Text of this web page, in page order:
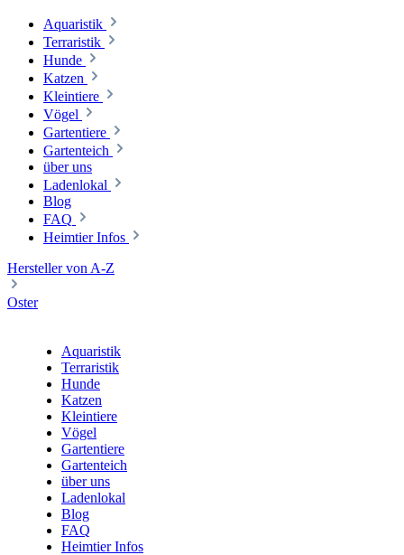
Aquaristik
Terraristik
Hunde
Katzen
Kleintiere
Vögel
Gartentiere
Gartenteich
über uns
Ladenlokal
Blog
FAQ
Heimtier Infos
Hersteller von A-Z
Oster
Aquaristik
Terraristik
Hunde
Katzen
Kleintiere
Vögel
Gartentiere
Gartenteich
über uns
Ladenlokal
Blog
FAQ
Heimtier Infos